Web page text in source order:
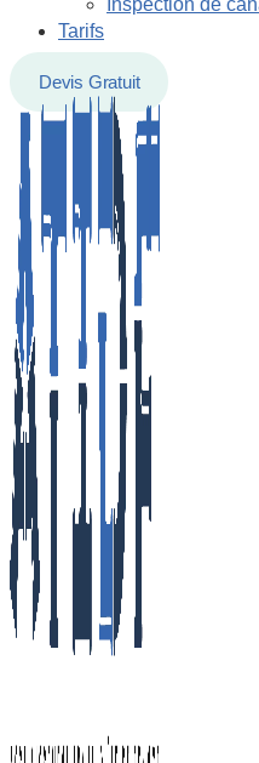
Inspection de
Tarifs
Devis Gratuit